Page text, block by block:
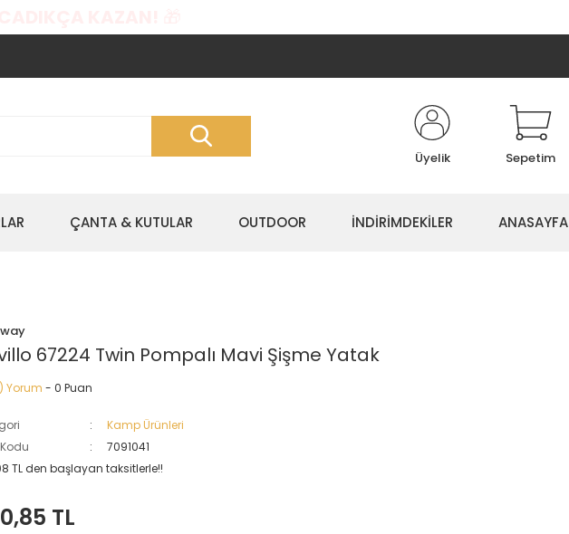
Üyelik Sepetim
ÇANTA & KUTULAR OUTDOOR İNDİRİMDEKİLER ANASAYFA
67224 Twin Pompalı Mavi Şişme Yatak
Yorum - 0 Puan
Kamp Ürünleri
7091041
TL den başlayan taksitlerle!!
TL